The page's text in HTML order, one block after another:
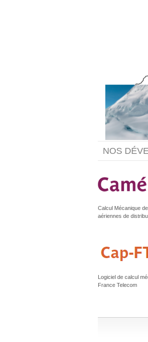
NOS
Calcul Mécanique
aériennes de
Logiciel de calcul
France Telecom